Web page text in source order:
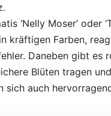
‘Nelly Moser’ oder
kräftigen Farben,
Daneben gibt es
Blüten tragen
sich auch